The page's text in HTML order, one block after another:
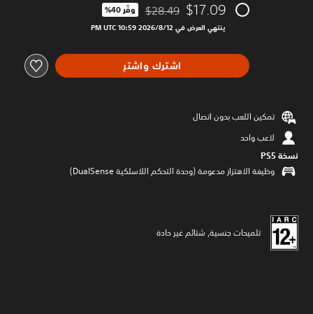
$17.09 مخصوم من السعر الأصلي البالغ $28.49‏
$28.49 وفّر 40%‏
ينتهي العرض في 12‏/8‏/2026 10:59 PM UTC‏
اشترك واشترِ
تمكين اللعب بدون اتصال
لاعب واحد
نسخة PS5‏
وظيفة الاهتزاز مدعومة (وحدة التحكم اللاسلكية DualSense‏)
تلميحات جنسية, شتائم غير حادة